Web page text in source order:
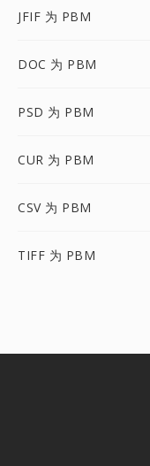
JFIF 为 PBM
DOC 为 PBM
PSD 为 PBM
CUR 为 PBM
CSV 为 PBM
TIFF 为 PBM